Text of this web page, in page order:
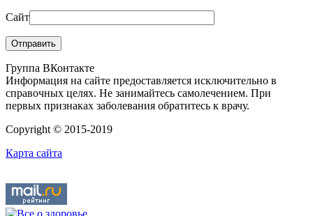
Сайт
Группа ВКонтакте
Информация на сайте предоставляется исключительно в
справочных целях. Не занимайтесь самолечением. При
первых признаках заболевания обратитесь к врачу.
Copyright © 2015-2019
Карта сайта